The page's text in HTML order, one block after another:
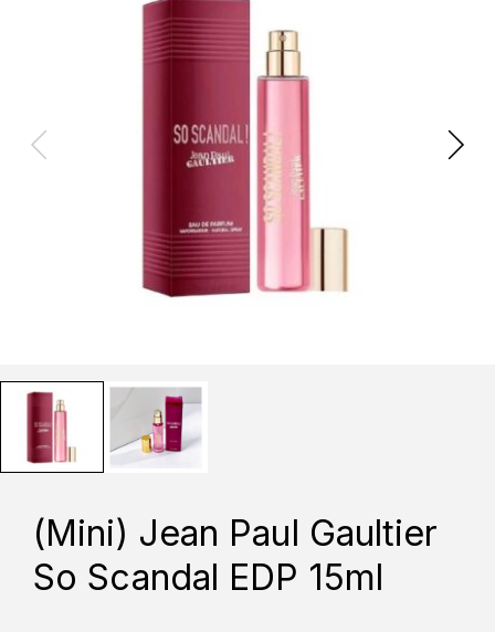
(Mini) Jean Paul Gaultier
So Scandal EDP 15ml